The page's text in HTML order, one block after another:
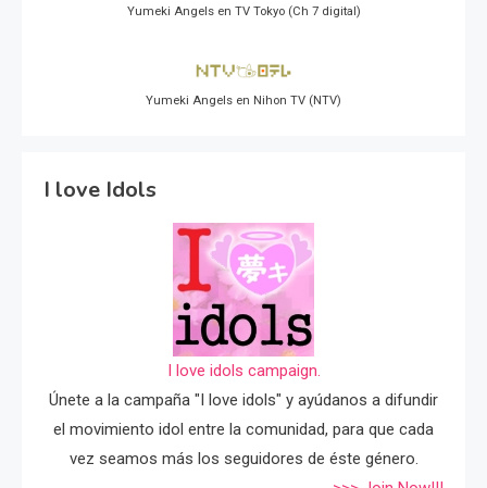
Yumeki Angels en TV Tokyo (Ch 7 digital)
Yumeki Angels en Nihon TV (NTV)
I love Idols
I love idols campaign.
Únete a la campaña "I love idols" y ayúdanos a difundir
el movimiento idol entre la comunidad, para que cada
vez seamos más los seguidores de éste género.